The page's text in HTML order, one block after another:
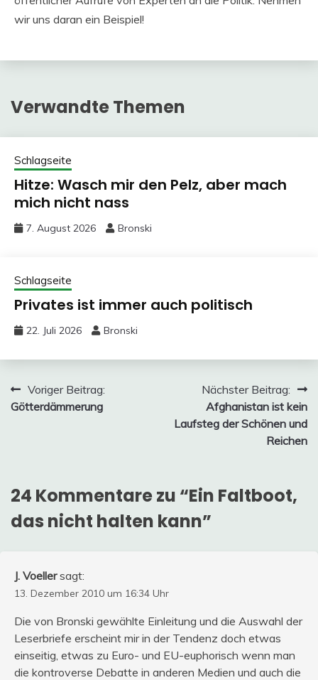
wir uns daran ein Beispiel!
Verwandte Themen
Schlagseite
Hitze: Wasch mir den Pelz, aber mach
mich nicht nass
7. August 2026 Bronski
Schlagseite
Privates ist immer auch politisch
22. Juli 2026 Bronski
Beitragsnavigation
Voriger Beitrag:
Götterdämmerung
Nächster Beitrag:
Afghanistan ist kein
Laufsteg der Schönen und
Reichen
24 Kommentare zu “Ein Faltboot,
das nicht halten kann”
J. Voeller sagt:
13. Dezember 2010 um 16:34 Uhr
Die von Bronski gewählte Einleitung und die Auswahl der
Leserbriefe erscheint mir in der Tendenz doch etwas
einseitig, etwas zu Euro- und EU-euphorisch wenn man
die kontroverse Debatte in anderen Medien und auch die